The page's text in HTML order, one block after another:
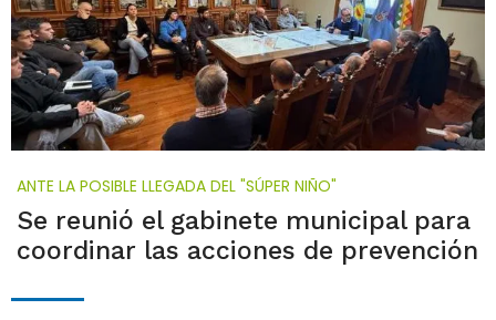
ANTE LA POSIBLE LLEGADA DEL "SÚPER NIÑO"
Se reunió el gabinete municipal para
coordinar las acciones de prevención